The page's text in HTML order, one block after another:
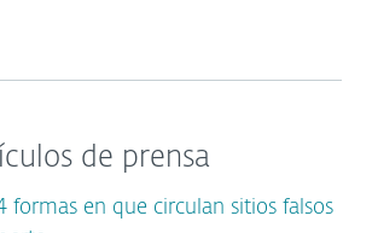
de prensa
formas en que circulan sitios falsos